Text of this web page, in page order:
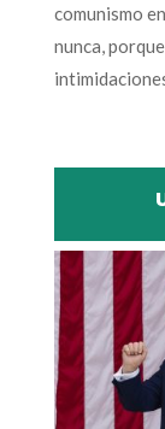
comunismo
nunca,